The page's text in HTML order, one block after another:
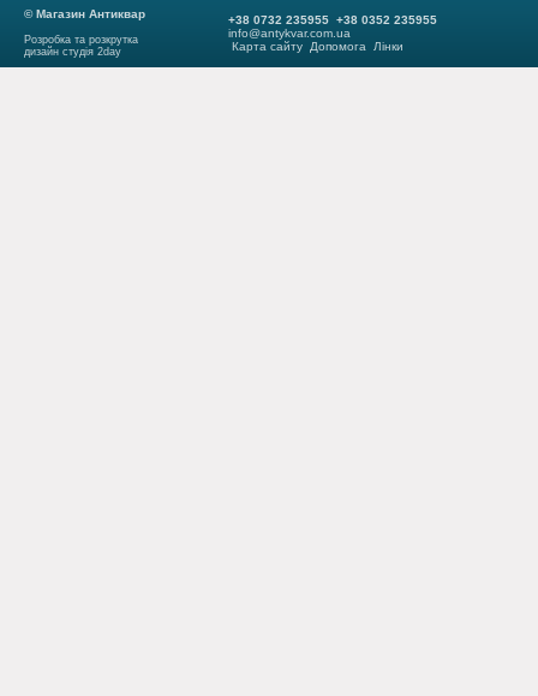
© Магазин Антиквар
Розробка та розкрутка
дизайн студія 2day
+38 0732 235955 +38 0352 235955
info@antykvar.com.ua
Карта сайту
Допомога Лінки